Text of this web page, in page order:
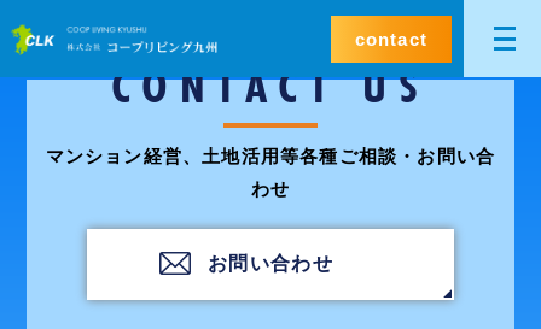
contact
CONTACT US
マンション経営、土地活用等各種ご相談・お問い合
わせ
お問い合わせ